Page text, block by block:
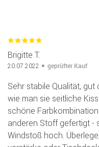
Brigitte T.
20.07.2022 geprüfter Kauf
Sehr stabile Qualität,
wie man sie seitliche
schöne
anderen Stoff gefertigt -
Windstoß hoch.